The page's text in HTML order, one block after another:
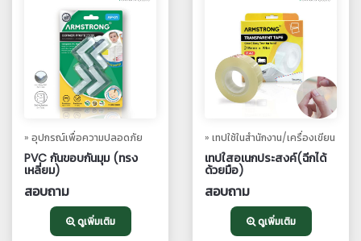
» อุปกรณ์เพื่อความปลอดภัย
PVC กันขอบกันมุม (ทรง
เหลี่ยม)
สอบถาม
ดูเพิ่มเติม
» เทปใช้ในสำนักงาน/เครื่องเขียน
เทปใสอเนกประสงค์(ฉีกได้
ด้วยมือ)
สอบถาม
ดูเพิ่มเติม